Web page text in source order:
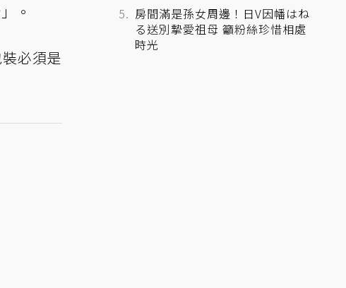
。
必須是
房間滿是孫女周邊！日V因幡はね
る送別摯愛祖母 籲粉絲珍惜相處
時光